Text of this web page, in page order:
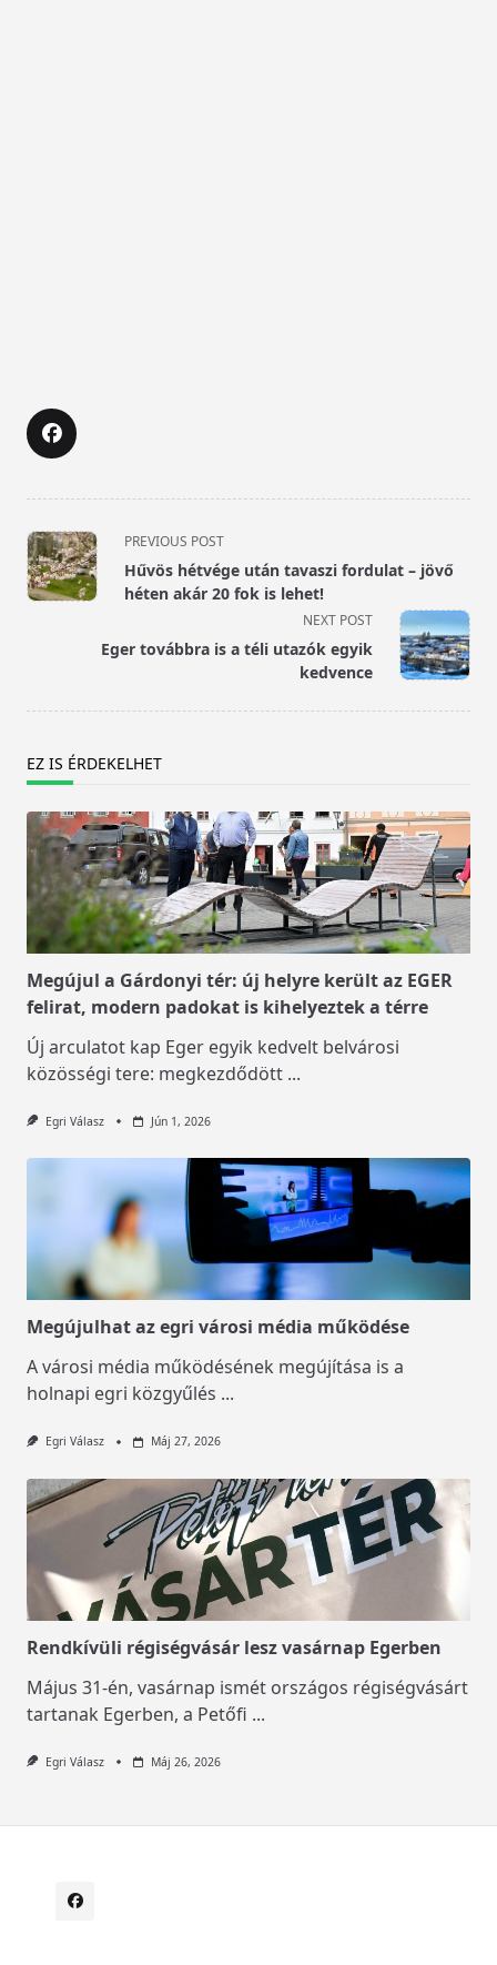
<span
class="nav-
subtitle
PREVIOUS POST
Hűvös hétvége után tavaszi fordulat – jövő
héten akár 20 fok is lehet!
NEXT POST
Eger továbbra is a téli utazók egyik
kedvence
EZ IS ÉRDEKELHET
Megújul a Gárdonyi tér: új helyre került az EGER
felirat, modern padokat is kihelyeztek a térre
Új arculatot kap Eger egyik kedvelt belvárosi
közösségi tere: megkezdődött ...
Egri Válasz Jún 1, 2026
Megújulhat az egri városi média működése
A városi média működésének megújítása is a
holnapi egri közgyűlés ...
Egri Válasz Máj 27, 2026
Rendkívüli régiségvásár lesz vasárnap Egerben
Május 31-én, vasárnap ismét országos régiségvásárt
tartanak Egerben, a Petőfi ...
Egri Válasz Máj 26, 2026